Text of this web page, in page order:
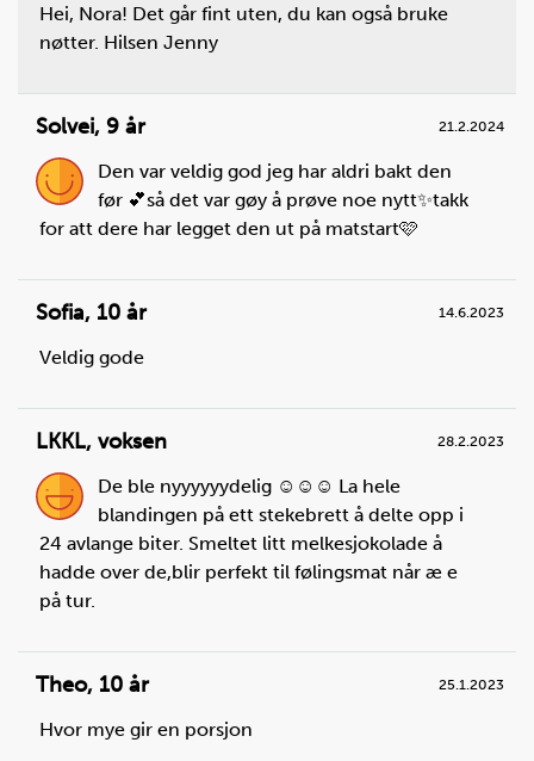
brunt sukker: 2ss ,flytende honning:4ss
Hei, Nora! Det går fint uten, du kan også bruke
nøtter. Hilsen Jenny
Solvei, 9 år 21.2.2024
Den var veldig god jeg har aldri bakt den
før 💕så det var gøy å prøve noe nytt✨takk
for att dere har legget den ut på matstart🩷
Sofia, 10 år 14.6.2023
Veldig gode
LKKL, voksen 28.2.2023
De ble nyyyyyydelig ☺️☺️☺️ La hele
blandingen på ett stekebrett å delte opp i
24 avlange biter. Smeltet litt melkesjokolade å
hadde over de,blir perfekt til følingsmat når æ e
på tur.
Theo, 10 år 25.1.2023
Hvor mye gir en porsjon